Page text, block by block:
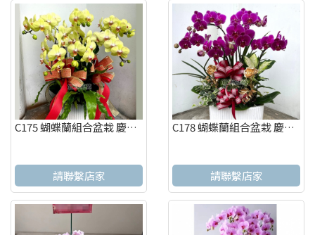
C175 蝴蝶蘭組合盆栽 慶祝榮陞、開幕喬遷、參展成功、祝賀花禮
請聯繫店家
C178 蝴蝶蘭組合盆栽 慶祝榮陞、開幕喬遷、參展成功、祝賀花禮
請聯繫店家